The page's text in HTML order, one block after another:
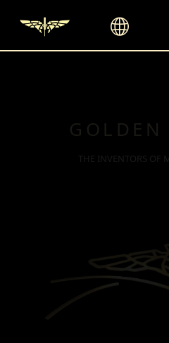
GOLDEN
THE INVENTORS OF